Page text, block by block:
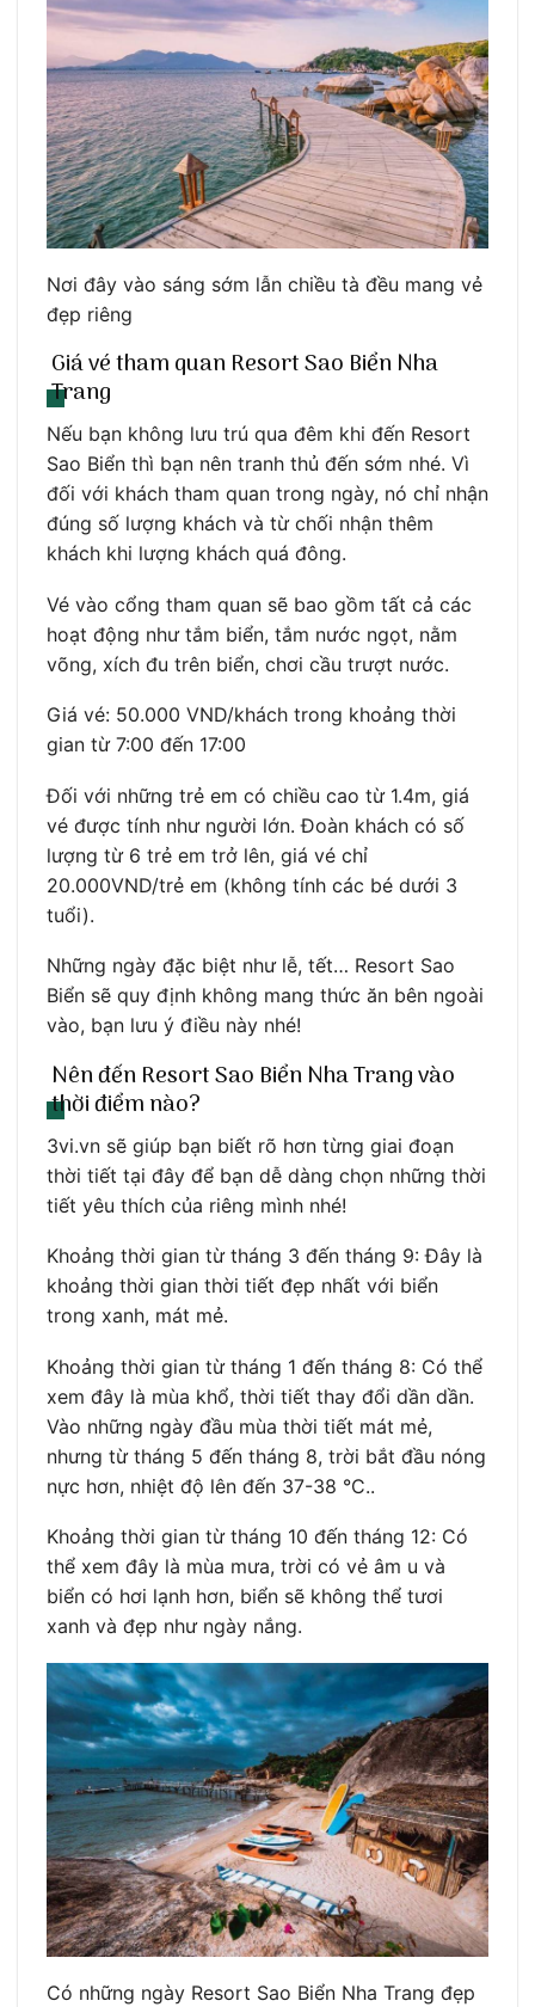
Nơi đây vào sáng sớm lẫn chiều tà đều mang vẻ
đẹp riêng
Giá vé tham quan Resort Sao Biển Nha
Trang
Nếu bạn không lưu trú qua đêm khi đến Resort
Sao Biển thì bạn nên tranh thủ đến sớm nhé. Vì
đối với khách tham quan trong ngày, nó chỉ nhận
đúng số lượng khách và từ chối nhận thêm
khách khi lượng khách quá đông.
Vé vào cổng tham quan sẽ bao gồm tất cả các
hoạt động như tắm biển, tắm nước ngọt, nằm
võng, xích đu trên biển, chơi cầu trượt nước.
Giá vé: 50.000 VND/khách trong khoảng thời
gian từ 7:00 đến 17:00
Đối với những trẻ em có chiều cao từ 1.4m, giá
vé được tính như người lớn. Đoàn khách có số
lượng từ 6 trẻ em trở lên, giá vé chỉ
20.000VND/trẻ em (không tính các bé dưới 3
tuổi).
Những ngày đặc biệt như lễ, tết… Resort Sao
Biển sẽ quy định không mang thức ăn bên ngoài
vào, bạn lưu ý điều này nhé!
Nên đến Resort Sao Biển Nha Trang vào
thời điểm nào?
3vi.vn sẽ giúp bạn biết rõ hơn từng giai đoạn
thời tiết tại đây để bạn dễ dàng chọn những thời
tiết yêu thích của riêng mình nhé!
Khoảng thời gian từ tháng 3 đến tháng 9: Đây là
khoảng thời gian thời tiết đẹp nhất với biển
trong xanh, mát mẻ.
Khoảng thời gian từ tháng 1 đến tháng 8: Có thể
xem đây là mùa khổ, thời tiết thay đổi dần dần.
Vào những ngày đầu mùa thời tiết mát mẻ,
nhưng từ tháng 5 đến tháng 8, trời bắt đầu nóng
nực hơn, nhiệt độ lên đến 37-38 °C..
Khoảng thời gian từ tháng 10 đến tháng 12: Có
thể xem đây là mùa mưa, trời có vẻ âm u và
biển có hơi lạnh hơn, biển sẽ không thể tươi
xanh và đẹp như ngày nắng.
Có những ngày Resort Sao Biển Nha Trang đẹp